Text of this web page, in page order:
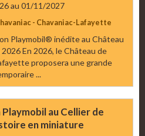
au 01/11/2027
- Chavaniac-Lafayette
Playmobil® inédite au Château
En 2026, le Château de
proposera une grande
...
au Cellier de
en miniature